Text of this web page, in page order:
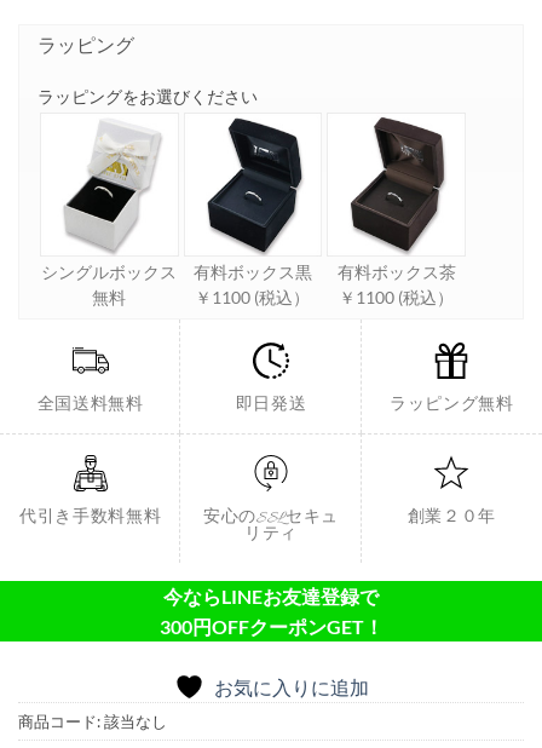
ラッピング
ラッピングをお選びください
シングルボックス
無料
有料ボックス黒
￥1100 (税込）
有料ボックス茶
￥1100 (税込）
全国送料無料 即日発送 ラッピング無料
代引き手数料無料
安心のSSLセキュ
リティ
創業２０年
今ならLINEお友達登録で
300円OFFクーポンGET！
お気に入りに追加
商品コード:該当なし